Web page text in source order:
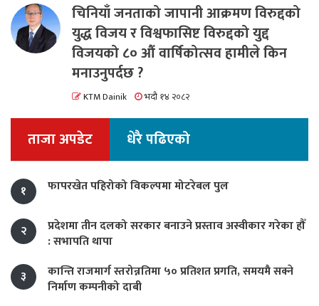
चिनियाँ जनताको जापानी आक्रमण विरुद्दको
युद्ध विजय र विश्वफासिष्ट विरुद्दको युद्द
विजयको ८० औं वार्षिकोत्सव हामीले किन
मनाउनुपर्दछ ?
KTM Dainik भदौ १४ २०८२
ताजा अपडेट धेरै पढिएको
१ फापरखेत पहिरोको विकल्पमा मोटरेबल पुल
२
प्रदेशमा तीन दलको सरकार बनाउने प्रस्ताव अस्वीकार गरेका हौँ
: सभापति थापा
३
कान्ति राजमार्ग स्तरोन्नतिमा ५० प्रतिशत प्रगति, समयमै सक्ने
निर्माण कम्पनीको दाबी